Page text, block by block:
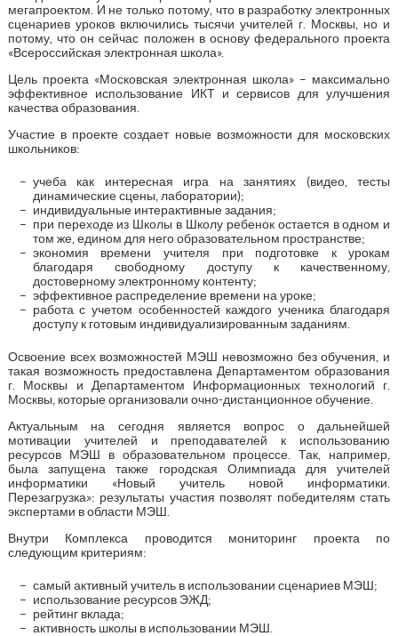
мегапроектом. И не только потому, что в разработку электронных
сценариев уроков включились тысячи учителей г. Москвы, но и
потому, что он сейчас положен в основу федерального проекта
«Всероссийская электронная школа».
Цель проекта «Московская электронная школа» – максимально
эффективное использование ИКТ и сервисов для улучшения
качества образования.
Участие в проекте создает новые возможности для московских
школьников:
учеба как интересная игра на занятиях (видео, тесты
динамические сцены, лаборатории);
индивидуальные интерактивные задания;
при переходе из Школы в Школу ребенок остается в одном и
том же, едином для него образовательном пространстве;
экономия времени учителя при подготовке к урокам
благодаря свободному доступу к качественному,
достоверному электронному контенту;
эффективное распределение времени на уроке;
работа с учетом особенностей каждого ученика благодаря
доступу к готовым индивидуализированным заданиям.
Освоение всех возможностей МЭШ невозможно без обучения, и
такая возможность предоставлена Департаментом образования
г. Москвы и Департаментом Информационных технологий г.
Москвы, которые организовали очно-дистанционное обучение.
Актуальным на сегодня является вопрос о дальнейшей
мотивации учителей и преподавателей к использованию
ресурсов МЭШ в образовательном процессе. Так, например,
была запущена также городская Олимпиада для учителей
информатики «Новый учитель новой информатики.
Перезагрузка»: результаты участия позволят победителям стать
экспертами в области МЭШ.
Внутри Комплекса проводится мониторинг проекта по
следующим критериям:
самый активный учитель в использовании сценариев МЭШ;
использование ресурсов ЭЖД;
рейтинг вклада;
активность школы в использовании МЭШ.